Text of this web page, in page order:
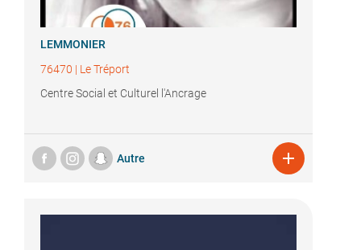
LEMMONIER
76470 | Le Tréport
Centre Social et Culturel l'Ancrage
Autre 